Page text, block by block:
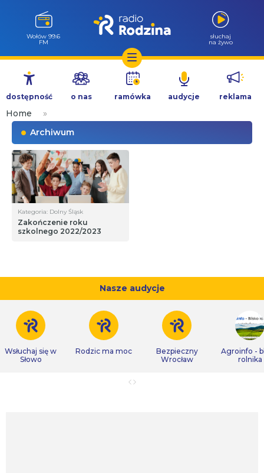
Przejdź
treści
Milicz 88.5
FM
słuchaj
na żywo
dostępność o nas ramówka audycje reklama
Home
»
Archiwum
Kategoria: Dolny Śląsk
Zakończenie roku
szkolnego 2022/2023
Nasze audycje
Wsłuchaj się w
Słowo
Rodzic ma moc
Bezpieczny
Wrocław
Agroinfo -
rolnika